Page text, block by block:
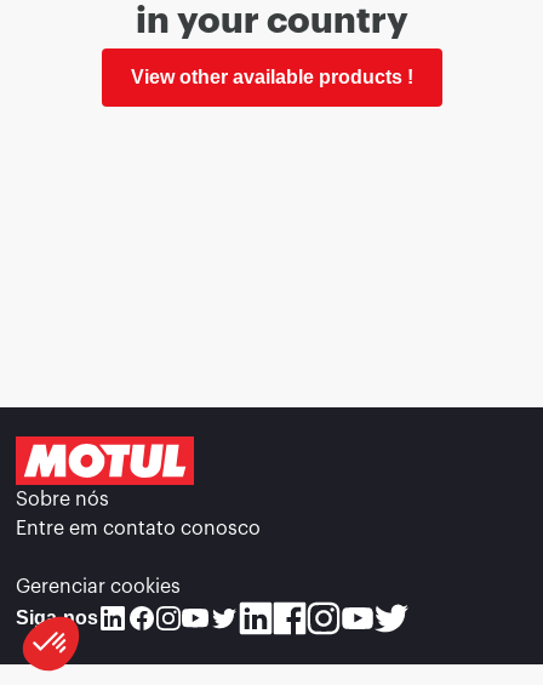
in your country
View other available products !
Sobre nós
Entre em contato conosco
Gerenciar cookies
Siga-nos